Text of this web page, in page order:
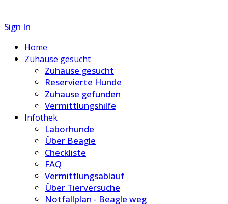
Sign In
Home
Zuhause gesucht
Zuhause gesucht
Reservierte Hunde
Zuhause gefunden
Vermittlungshilfe
Infothek
Laborhunde
Über Beagle
Checkliste
FAQ
Vermittlungsablauf
Über Tierversuche
Notfallplan - Beagle weg